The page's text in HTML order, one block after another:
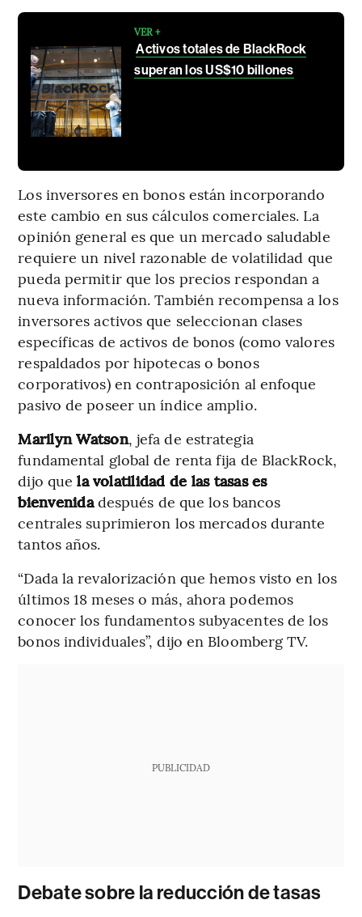
VER +
Activos totales de BlackRock
superan los US$10 billones
Los inversores en bonos están incorporando
este cambio en sus cálculos comerciales. La
opinión general es que un mercado saludable
requiere un nivel razonable de volatilidad que
pueda permitir que los precios respondan a
nueva información. También recompensa a los
inversores activos que seleccionan clases
específicas de activos de bonos (como valores
respaldados por hipotecas o bonos
corporativos) en contraposición al enfoque
pasivo de poseer un índice amplio.
Marilyn Watson, jefa de estrategia
fundamental global de renta fija de BlackRock,
dijo quela volatilidad de las tasas es
bienvenidadespués de que los bancos
centrales suprimieron los mercados durante
tantos años.
“Dada la revalorización que hemos visto en los
últimos 18 meses o más, ahora podemos
conocer los fundamentos subyacentes de los
bonos individuales”, dijo en Bloomberg TV.
PUBLICIDAD
Debate sobre la reducción de tasas